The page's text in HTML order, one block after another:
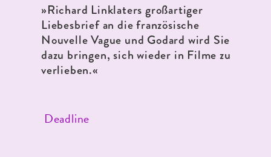
»Richard Linklaters großartiger
Liebesbrief an die französische
Nouvelle Vague und Godard wird Sie
dazu bringen, sich wieder in Filme zu
verlieben.«
Deadline